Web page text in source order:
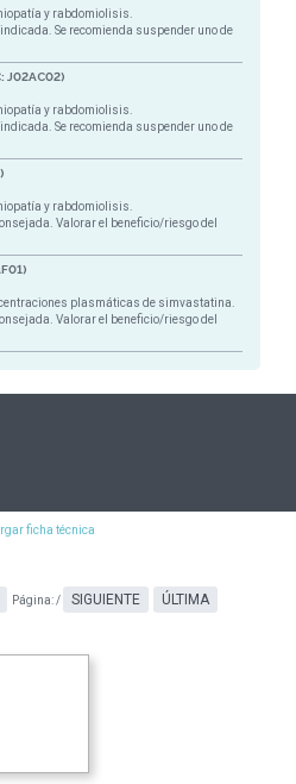
y rabdomiolisis.
Se recomienda suspender uno de
J02AC02)
y rabdomiolisis.
Se recomienda suspender uno de
y rabdomiolisis.
Valorar el beneficio/riesgo del
plasmáticas de simvastatina.
Valorar el beneficio/riesgo del
ficha técnica
Página:/ SIGUIENTE ÚLTIMA